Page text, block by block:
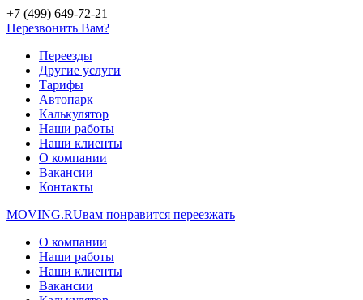
+7 (499) 649-72-21
Перезвонить Вам?
Переезды
Другие услуги
Тарифы
Автопарк
Калькулятор
Наши работы
Наши клиенты
О компании
Вакансии
Контакты
MOVING.RUвам понравится переезжать
О компании
Наши работы
Наши клиенты
Вакансии